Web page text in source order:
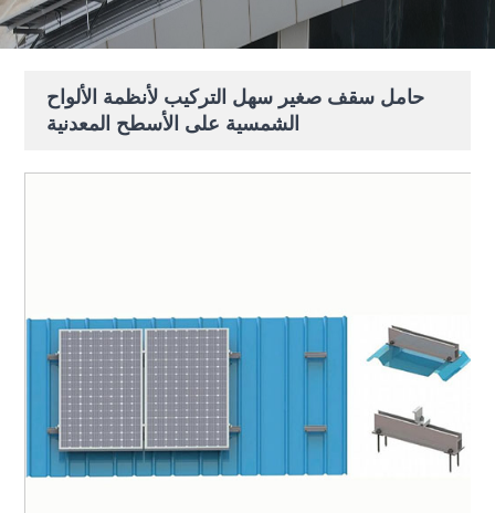
حامل سقف صغير سهل التركيب لأنظمة الألواح
الشمسية على الأسطح المعدنية